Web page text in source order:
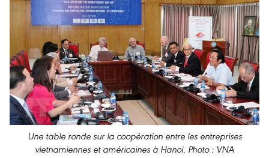
Une table ronde sur la coopération entre les entreprises
vietnamiennes et américaines à Hanoi. Photo : VNA